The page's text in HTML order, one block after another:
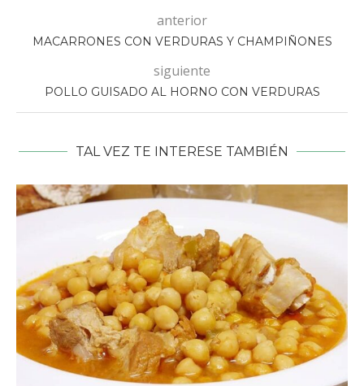
anterior
MACARRONES CON VERDURAS Y CHAMPIÑONES
siguiente
POLLO GUISADO AL HORNO CON VERDURAS
TAL VEZ TE INTERESE TAMBIÉN